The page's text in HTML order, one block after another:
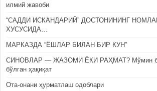
илмий жавоби
“САДДИ ИСКАНДАРИЙ” ДОСТОНИНИНГ
ХУСУСИДА…
МАРКАЗДА “ЁШЛАР БИЛАН БИР КУН”
СИНОВЛАР — ЖАЗОМИ ЁКИ РАҲМАТ? Мўмин
бўлган ҳақиқат
Ота-онани ҳурматлаш одоблари